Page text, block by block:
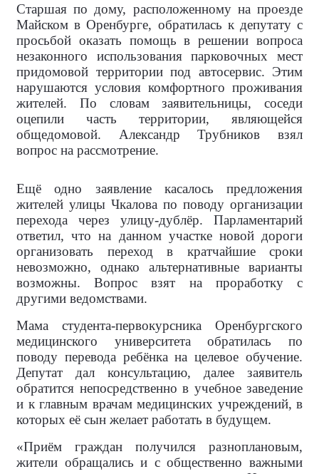
Старшая по дому, расположенному на проезде
Майском в Оренбурге, обратилась к депутату с
просьбой оказать помощь в решении вопроса
незаконного использования парковочных мест
придомовой территории под автосервис. Этим
нарушаются условия комфортного проживания
жителей. По словам заявительницы, соседи
оцепили часть территории, являющейся
общедомовой. Александр Трубников взял
вопрос на рассмотрение.
Ещё одно заявление касалось предложения
жителей улицы Чкалова по поводу организации
перехода через улицу-дублёр. Парламентарий
ответил, что на данном участке новой дороги
организовать переход в кратчайшие сроки
невозможно, однако альтернативные варианты
возможны. Вопрос взят на проработку с
другими ведомствами.
Мама студента-первокурсника Оренбургского
медицинского университета обратилась по
поводу перевода ребёнка на целевое обучение.
Депутат дал консультацию, далее заявитель
обратится непосредственно в учебное заведение
и к главным врачам медицинских учреждений, в
которых её сын желает работать в будущем.
«Приём граждан получился разноплановым,
жители обращались и с общественно важными